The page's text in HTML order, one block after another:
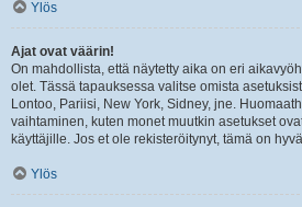
Ylös
Ajat ovat väärin!
On mahdollista, että näytetty aika on eri
olet. Tässä tapauksessa valitse omista
Lontoo, Pariisi, New York, Sidney, jne.
vaihtaminen, kuten monet muutkin asetukset
käyttäjille. Jos et ole rekisteröitynyt, tämä on
Ylös